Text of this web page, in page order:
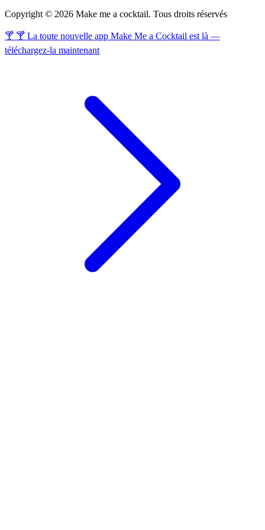
Copyright © 2026 Make me a cocktail. Tous droits réservés
🍸 🍸 La toute nouvelle app Make Me a Cocktail est là —
téléchargez-la maintenant